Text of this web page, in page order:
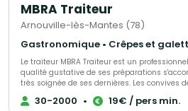
MBRA Traiteur
Arnouville-lès-Mantes (78)
Gastronomique • Crêpes et
Le traiteur MBRA Traiteur est un
qualité gustative de ses préparations
très soignée de ses dernières. Les convives
le charme. Nous organisons tous vos événements privés ou
professionnels du mariage au repas
30-2000 • 19€ / pers min.